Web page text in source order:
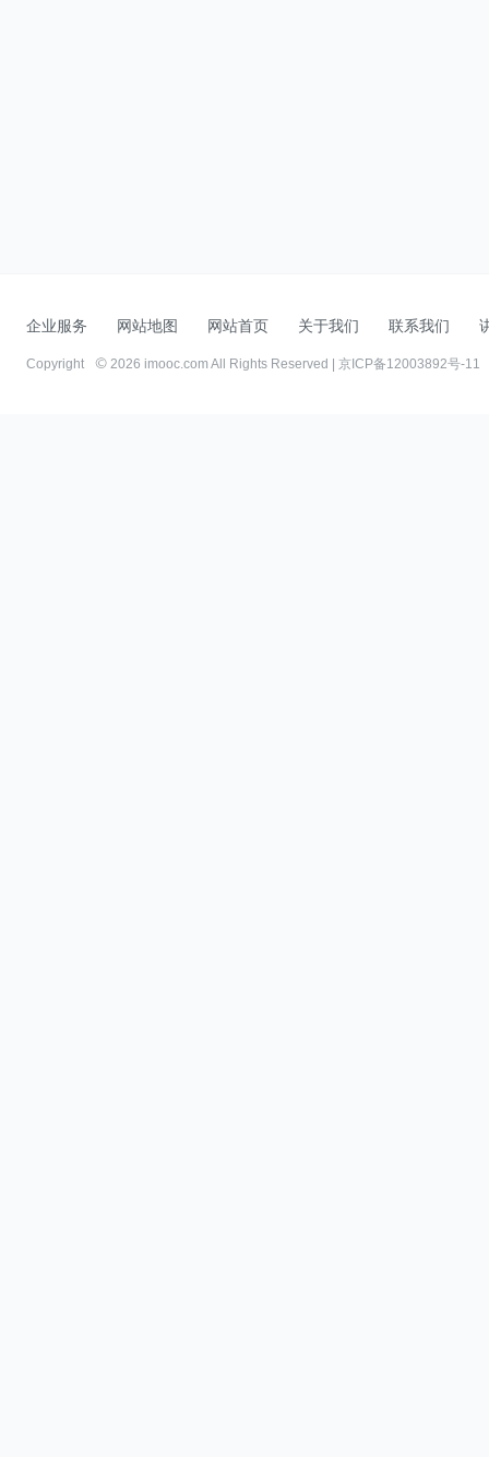
企业服务 网站地图 网站首页 关于我们 联系我们
Copyright 2026 imooc.com All Rights Reserved | 京ICP备12003892号-11